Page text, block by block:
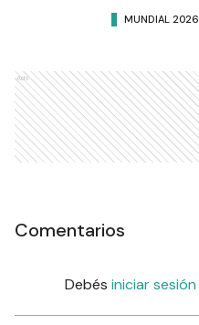
MUNDIAL 2026
Ads
Comentarios
Debés iniciar sesión